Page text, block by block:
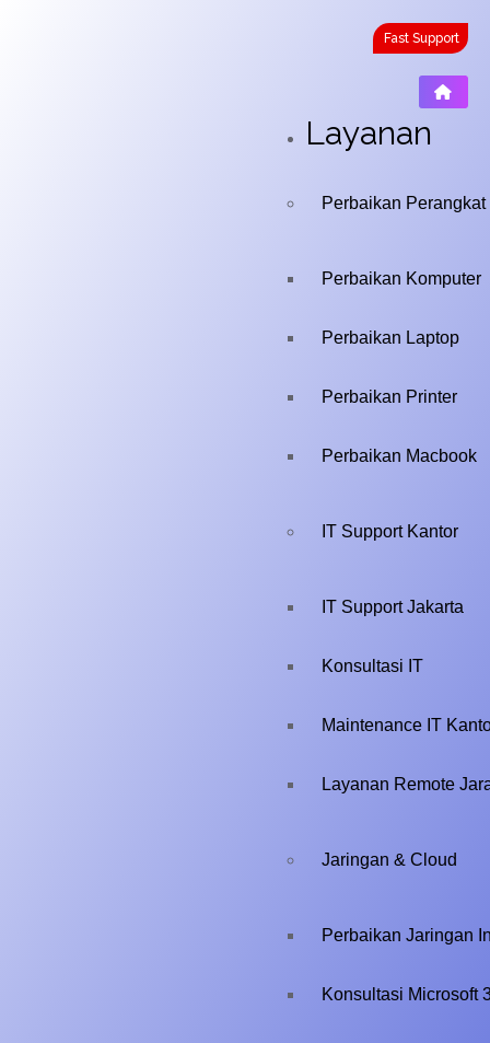
Fast Support
Layanan
Perbaikan Perangkat
Perbaikan Komputer
Perbaikan Laptop
Perbaikan Printer
Perbaikan Macbook
IT Support Kantor
IT Support Jakarta
Konsultasi IT
Maintenance IT
Layanan Remote
Jaringan & Cloud
Perbaikan Jaringan
Konsultasi Microsoft